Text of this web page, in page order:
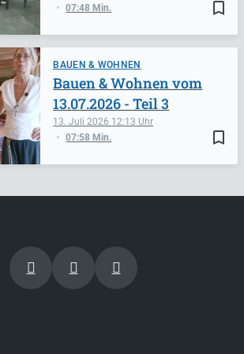
bookmark_border
07:48 Min.
BAUEN & WOHNEN
bookmark_border
13. Juli 2026 12:13
07:58 Min.
Bauen & Wohnen vom
13.07.2026 - Teil 3